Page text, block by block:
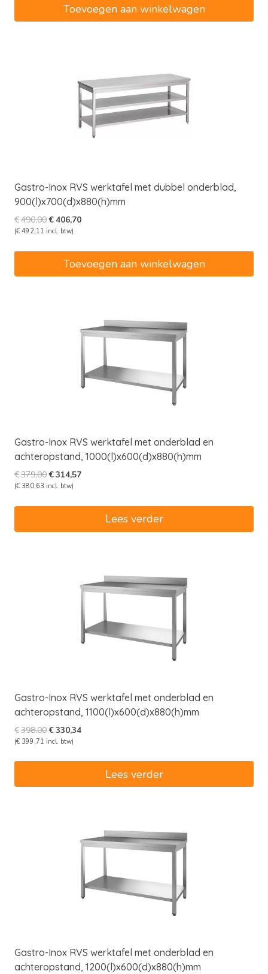
Toevoegen aan winkelwagen
Gastro-Inox RVS werktafel met dubbel onderblad,
900(l)x700(d)x880(h)mm
€490,00Oorspronkelijke
prijs
€490,00.
€406,70Huidige
(€ 492,11 incl. btw)
Toevoegen aan winkelwagen
Gastro-Inox RVS werktafel met onderblad en
achteropstand, 1000(l)x600(d)x880(h)mm
€379,00Oorspronkelijke
prijs
€314,57Huidige
€314,57.
(€ 380,63 incl. btw)
Lees verder
Gastro-Inox RVS werktafel met onderblad en
achteropstand, 1100(l)x600(d)x880(h)mm
€398,00Oorspronkelijke
prijs
€330,34Huidige
(€ 399,71 incl. btw)
Lees verder
Gastro-Inox RVS werktafel met onderblad en
achteropstand, 1200(l)x600(d)x880(h)mm